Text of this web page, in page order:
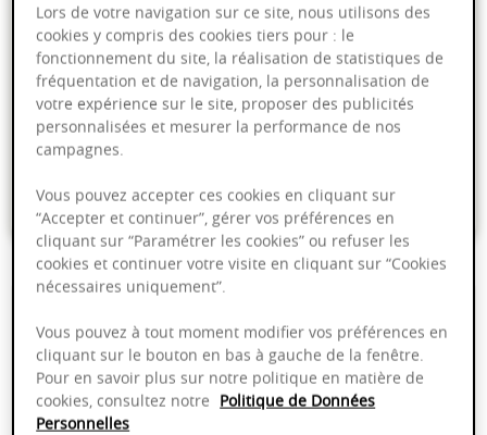
Ajouter au panier
Livraison offerte dans nos points de vente
Emballage anti-casse
Paiement sécurisé
Manuelle Pinot Noir
Lors de votre navigation sur ce site, nous utilisons des
cookies y compris des cookies tiers pour : le
fonctionnement du site, la réalisation de statistiques de
fréquentation et de navigation, la personnalisation de
votre expérience sur le site, proposer des publicités
personnalisées et mesurer la performance de nos
campagnes.
Vous pouvez accepter ces cookies en cliquant sur
“Accepter et continuer”, gérer vos préférences en
cliquant sur “Paramétrer les cookies” ou refuser les
cookies et continuer votre visite en cliquant sur “Cookies
nécessaires uniquement”.
Vous pouvez à tout moment modifier vos préférences en
cliquant sur le bouton en bas à gauche de la fenêtre.
Pour en savoir plus sur notre politique en matière de
cookies, consultez notre Politique de Données
Personnelles